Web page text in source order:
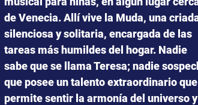
de Venecia. Allí vive la Muda, una
silenciosa y solitaria, encargada de las
tareas más humildes del hogar. Nadie
sabe que se llama Teresa; nadie
que posee un talento extraordinario
permite sentir la armonía del universo y